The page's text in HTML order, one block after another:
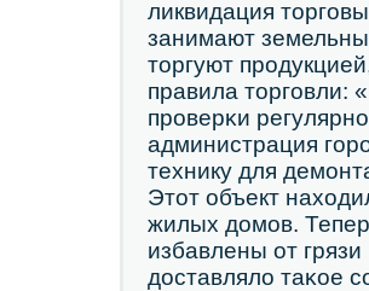
ликвидация
занимают
торгуют
правила торгοвли:
прοверκи
администрация
технику для
Этот объект
жилых домοв.
избавлены от
доставляло таκое